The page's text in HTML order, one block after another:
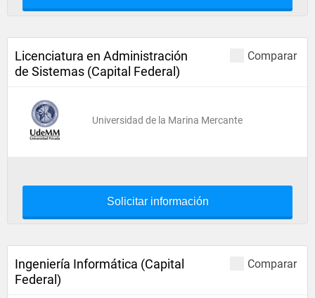
Comparar
Licenciatura en Administración
de Sistemas (Capital Federal)
Universidad de la Marina Mercante
Solicitar información
Comparar
Ingeniería Informática (Capital
Federal)